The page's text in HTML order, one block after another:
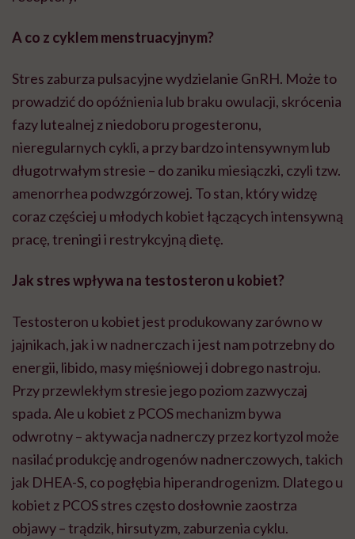
A co z cyklem menstruacyjnym?
Stres zaburza pulsacyjne wydzielanie GnRH. Może to
prowadzić do opóźnienia lub braku owulacji, skrócenia
fazy lutealnej z niedoboru progesteronu,
nieregularnych cykli, a przy bardzo intensywnym lub
długotrwałym stresie – do zaniku miesiączki, czyli tzw.
amenorrhea podwzgórzowej. To stan, który widzę
coraz częściej u młodych kobiet łączących intensywną
pracę, treningi i restrykcyjną dietę.
Jak stres wpływa na testosteron u kobiet?
Testosteron u kobiet jest produkowany zarówno w
jajnikach, jak i w nadnerczach i jest nam potrzebny do
energii, libido, masy mięśniowej i dobrego nastroju.
Przy przewlekłym stresie jego poziom zazwyczaj
spada. Ale u kobiet z PCOS mechanizm bywa
odwrotny – aktywacja nadnerczy przez kortyzol może
nasilać produkcję androgenów nadnerczowych, takich
jak DHEA-S, co pogłębia hiperandrogenizm. Dlatego u
kobiet z PCOS stres często dosłownie zaostrza
objawy – trądzik, hirsutyzm, zaburzenia cyklu.